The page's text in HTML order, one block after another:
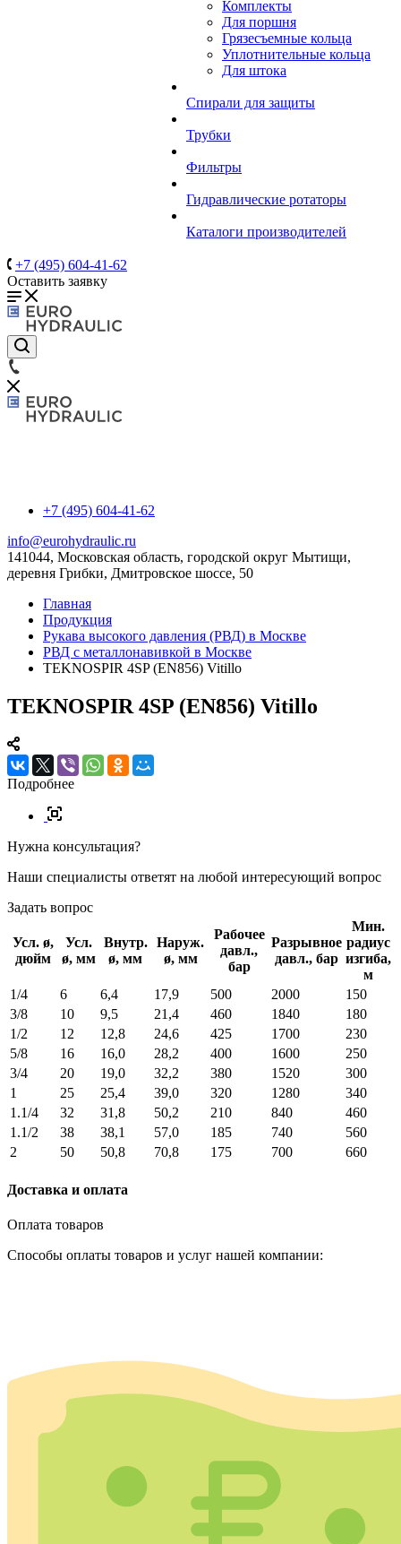
Комплекты
Для поршня
Грязесъемные кольца
Уплотнительные кольца
Для штока
Спирали для защиты
Трубки
Фильтры
Гидравлические ротаторы
Каталоги производителей
+7 (495) 604-41-62
Оставить заявку
+7 (495) 604-41-62
info@eurohydraulic.ru
141044, Московская область, городской округ Мытищи,
деревня Грибки, Дмитровское шоссе, 50
Главная
Продукция
Рукава высокого давления (РВД) в Москве
РВД с металлонавивкой в Москве
TEKNOSPIR 4SP (EN856) Vitillo
TEKNOSPIR 4SP (EN856) Vitillo
Подробнее
Нужна консультация?
Наши специалисты ответят на любой интересующий вопрос
Задать вопрос
Усл. ø,
дюйм
Усл.
ø, мм
Внутр.
ø, мм
Наруж.
ø, мм
Рабочее
давл.,
бар
Разрывное
давл., бар
Мин.
радиус
изгиба,
м
1/4
6 6,4 17,9 500 2000
150
3/8
10 9,5 21,4 460 1840
180
1/2
12 12,8 24,6 425 1700
230
5/8
16 16,0 28,2 400 1600
250
3/4
20 19,0 32,2 380 1520
300
1
25 25,4 39,0 320 1280
340
1.1/4
32 31,8 50,2 210 840
460
1.1/2
38 38,1 57,0 185 740
560
2
50 50,8 70,8 175 700 660
Доставка и оплата
Оплата товаров
Способы оплаты товаров и услуг нашей компании: